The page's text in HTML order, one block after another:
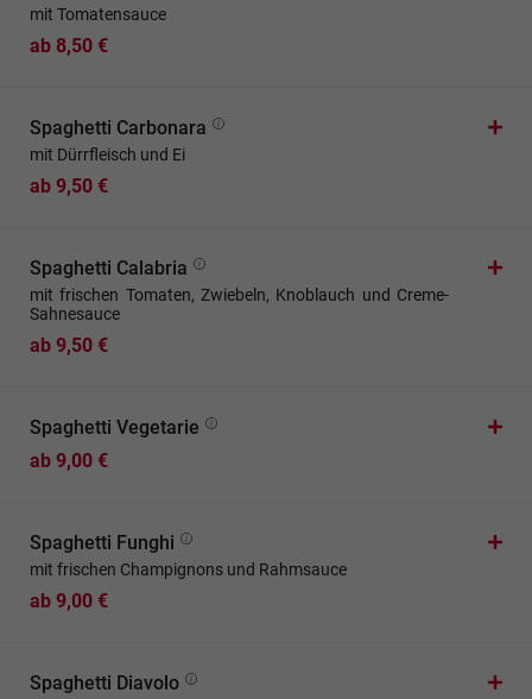
mit Tomatensauce
ab 8,50 €
Spaghetti Carbonara
mit Dürrfleisch und Ei
ab 9,50 €
Spaghetti Calabria
mit frischen Tomaten, Zwiebeln, Knoblauch und Creme-
Sahnesauce
ab 9,50 €
Spaghetti Vegetarie
ab 9,00 €
Spaghetti Funghi
mit frischen Champignons und Rahmsauce
ab 9,00 €
Spaghetti Diavolo